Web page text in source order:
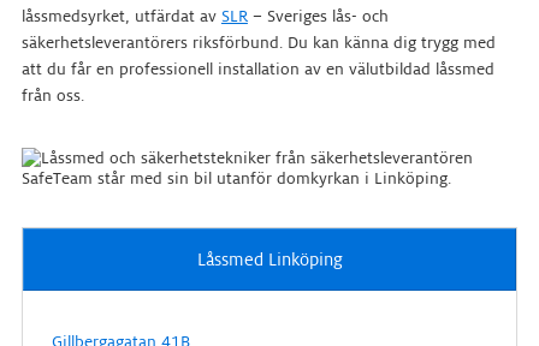
låssmedsyrket, utfärdat av SLR– Sveriges lås- och
säkerhetsleverantörers riksförbund. Du kan känna dig trygg med
att du får en professionell installation av en välutbildad låssmed
från oss.
Låssmed Linköping